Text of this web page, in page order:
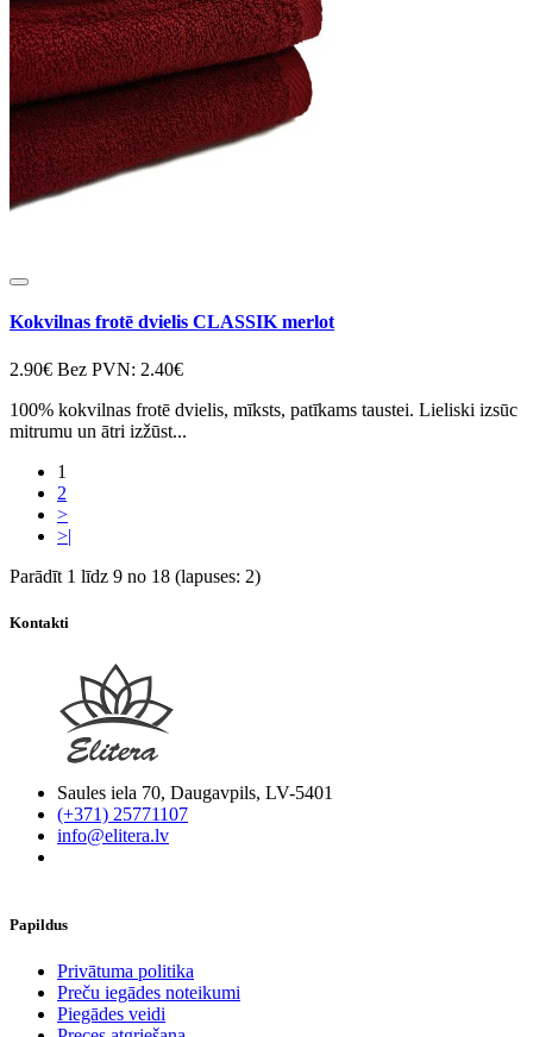
Kokvilnas frotē dvielis CLASSIK merlot
2.90€ Bez PVN: 2.40€
100% kokvilnas frotē dvielis, mīksts, patīkams taustei. Lieliski izsūc
mitrumu un ātri izžūst...
1
2
>
>|
Parādīt 1 līdz 9 no 18 (lapuses: 2)
Kontakti
Saules iela 70, Daugavpils, LV-5401
(+371) 25771107
info@elitera.lv
Papildus
​Privātuma politika
Preču iegādes noteikumi
Piegādes veidi